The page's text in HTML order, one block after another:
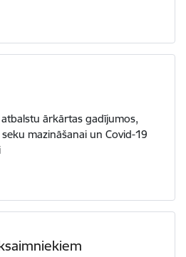
ārkārtas gadījumos,
mazināšanai un Covid-19